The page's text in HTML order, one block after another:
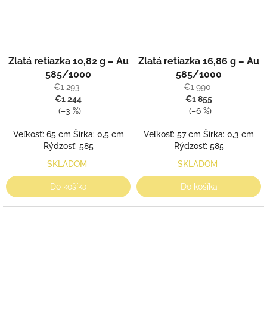
Zlatá retiazka 10,82 g – Au
585/1000
€1 293
€1 244
(–3 %)
Veľkosť: 65 cm Šírka: 0,5 cm
Rýdzosť: 585
SKLADOM
Do košíka
Zlatá retiazka 16,86 g – Au
585/1000
€1 990
€1 855
(–6 %)
Veľkosť: 57 cm Šírka: 0,3 cm
Rýdzosť: 585
SKLADOM
Do košíka